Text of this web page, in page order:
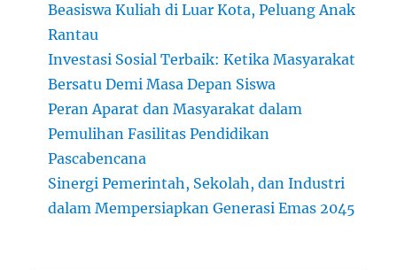
Beasiswa Kuliah di Luar Kota, Peluang Anak
Rantau
Investasi Sosial Terbaik: Ketika Masyarakat
Bersatu Demi Masa Depan Siswa
Peran Aparat dan Masyarakat dalam
Pemulihan Fasilitas Pendidikan
Pascabencana
Sinergi Pemerintah, Sekolah, dan Industri
dalam Mempersiapkan Generasi Emas 2045